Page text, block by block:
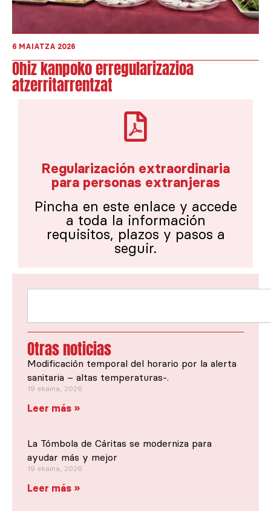
6 MAIATZA 2026
Ohiz kanpoko erregularizazioa
atzerritarrentzat
Regularización extraordinaria
para personas extranjeras
Pincha en este enlace y accede
a toda la información
requisitos, plazos y pasos a
seguir.
Otras noticias
Modificación temporal del horario por la alerta
sanitaria – altas temperaturas-.
19 ekaina, 2026
Leer más »
La Tómbola de Cáritas se moderniza para
ayudar más y mejor
19 ekaina, 2026
Leer más »